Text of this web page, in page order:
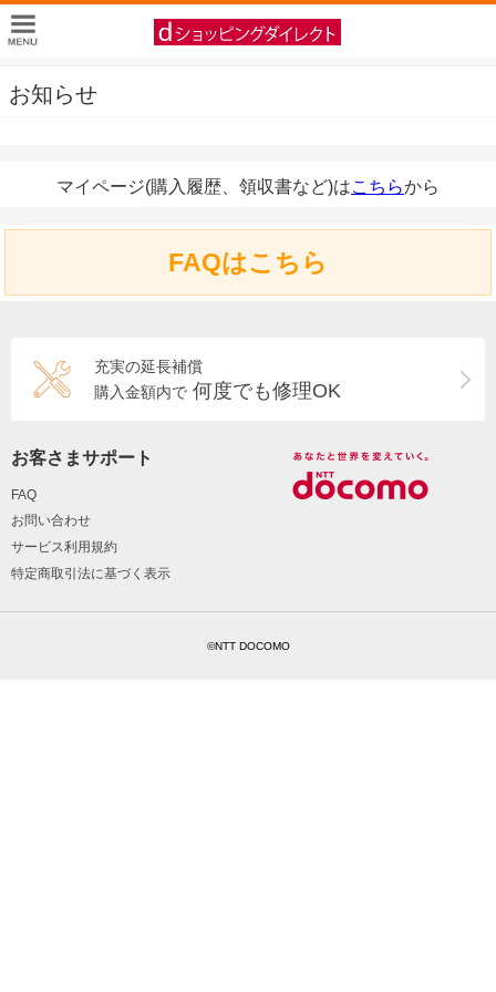
お知らせ
マイページ(購入履歴、領収書など)はこちらから
FAQはこちら
充実の延長補償
購入金額内で 何度でも修理OK
お客さまサポート
FAQ
お問い合わせ
サービス利用規約
特定商取引法に基づく表示
©NTT DOCOMO